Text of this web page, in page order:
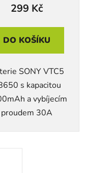
299 Kč
DO KOŠÍKU
SONY VTC5
s kapacitou
a vybíjecím
proudem 30A